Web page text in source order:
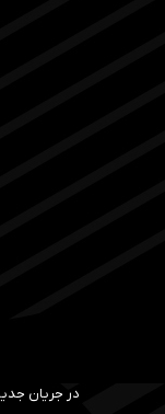
در جریان